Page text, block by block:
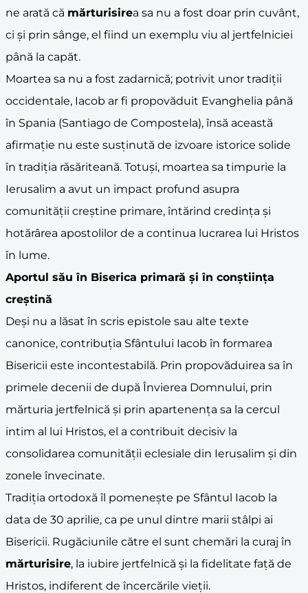
ne arată că mărturisirea sa nu a fost doar prin cuvânt,
ci și prin sânge, el fiind un exemplu viu al jertfelniciei
până la capăt.
Moartea sa nu a fost zadarnică; potrivit unor tradiții
occidentale, Iacob ar fi propovăduit Evanghelia până
în Spania (Santiago de Compostela), însă această
afirmație nu este susținută de izvoare istorice solide
în tradiția răsăriteană. Totuși, moartea sa timpurie la
Ierusalim a avut un impact profund asupra
comunității creștine primare, întărind credința și
hotărârea apostolilor de a continua lucrarea lui Hristos
în lume.
Aportul său în Biserica primară și în conștiința
creștină
Deși nu a lăsat în scris epistole sau alte texte
canonice, contribuția Sfântului Iacob în formarea
Bisericii este incontestabilă. Prin propovăduirea sa în
primele decenii de după Învierea Domnului, prin
mărturia jertfelnică și prin apartenența sa la cercul
intim al lui Hristos, el a contribuit decisiv la
consolidarea comunității eclesiale din Ierusalim și din
zonele învecinate.
Tradiția ortodoxă îl pomenește pe Sfântul Iacob la
data de 30 aprilie, ca pe unul dintre marii stâlpi ai
Bisericii. Rugăciunile către el sunt chemări la curaj în
mărturisire, la iubire jertfelnică și la fidelitate față de
Hristos, indiferent de încercările vieții.